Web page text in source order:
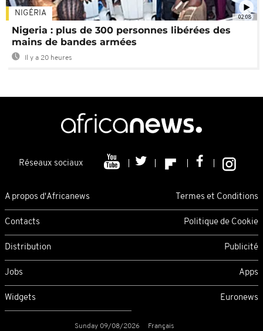
02:08
NIGÉRIA
Nigeria : plus de 300 personnes libérées des
mains de bandes armées
Il y a 20 heures
Réseaux sociaux
A propos d'Africanews Termes et Conditions
Contacts Politique de Cookie
Distribution Publicité
Jobs Apps
Widgets Euronews
Sunday 09/08/2026